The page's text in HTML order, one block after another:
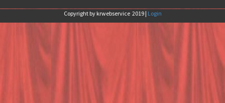
Copyright by krwebservice 2019 | Login